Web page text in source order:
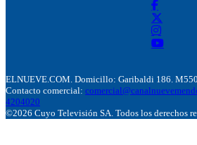
ELNUEVE.COM. Domicillo: Garibaldi 186.
Contacto comercial:
4204020
©2026 Cuyo Televisión SA. Todos los derechos